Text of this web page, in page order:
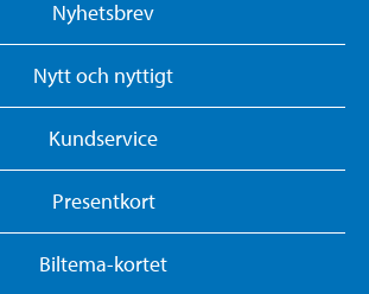
Nyhetsbrev
Nytt och nyttigt
Kundservice
Presentkort
Biltema-kortet